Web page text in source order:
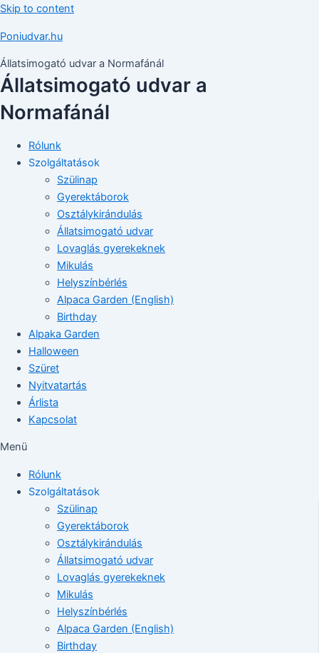
Skip to content
Poniudvar.hu
Állatsimogató udvar a Normafánál
Állatsimogató udvar a
Normafánál
Rólunk
Szolgáltatások
Szülinap
Gyerektáborok
Osztálykirándulás
Állatsimogató udvar
Lovaglás gyerekeknek
Mikulás
Helyszínbérlés
Alpaca Garden (English)
Birthday
Alpaka Garden
Halloween
Szüret
Nyitvatartás
Árlista
Kapcsolat
Menü
Rólunk
Szolgáltatások
Szülinap
Gyerektáborok
Osztálykirándulás
Állatsimogató udvar
Lovaglás gyerekeknek
Mikulás
Helyszínbérlés
Alpaca Garden (English)
Birthday